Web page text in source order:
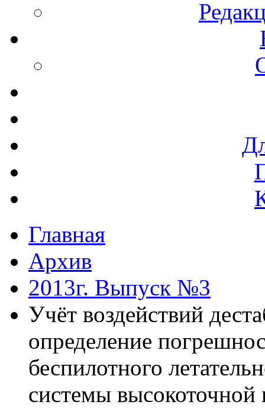
Главная
Архив
2013г. Выпуск №3
Учёт воздействий
определение
беспилотного
системы высокоточной